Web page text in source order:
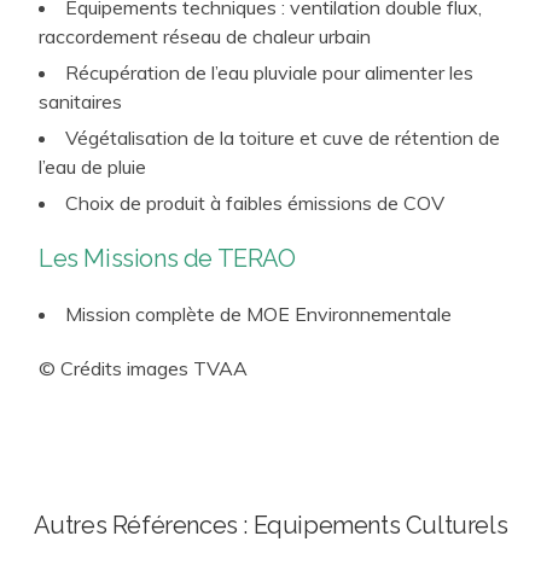
classés aux Monuments Historiques (Château de
Versailles…).
Équipements techniques : ventilation double flux,
raccordement réseau de chaleur urbain
Récupération de l’eau pluviale pour alimenter les
sanitaires
Végétalisation de la toiture et cuve de rétention de
l’eau de pluie
Choix de produit à faibles émissions de COV
Les Missions de TERAO
Mission complète de MOE Environnementale
© Crédits images TVAA
Autres Références : Equipements Culturels